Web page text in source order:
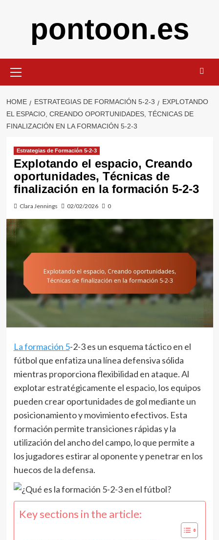
pontoon.es
Menu
HOME ESTRATEGIAS DE FORMACIÓN 5-2-3
EXPLOTANDO
EL ESPACIO, CREANDO OPORTUNIDADES, TÉCNICAS DE
FINALIZACIÓN EN LA FORMACIÓN 5-2-3
Estrategias de Formación 5-2-3
Explotando el espacio, Creando
oportunidades, Técnicas de
finalización en la formación 5-2-3
Clara Jennings 02/02/2026 0
La formación 5-2-3 es un esquema táctico en el
fútbol que enfatiza una línea defensiva sólida
mientras proporciona flexibilidad en ataque. Al
explotar estratégicamente el espacio, los equipos
pueden crear oportunidades de gol mediante un
posicionamiento y movimiento efectivos. Esta
formación permite transiciones rápidas y la
utilización del ancho del campo, lo que permite a
los jugadores estirar al oponente y penetrar en los
huecos de la defensa.
Key sections in the article: